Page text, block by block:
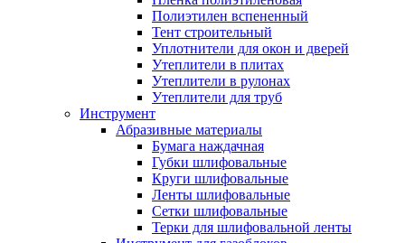
Полиэтилен вспененный
Тент строительный
Уплотнители для окон и дверей
Утеплители в плитах
Утеплители в рулонах
Утеплители для труб
Инструмент
Абразивные материалы
Бумага наждачная
Губки шлифовальные
Круги шлифовальные
Ленты шлифовальные
Сетки шлифовальные
Терки для шлифовальной ленты